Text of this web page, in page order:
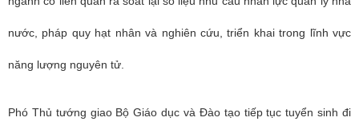
nước, pháp quy hạt nhân và nghiên cứu, triển khai trong lĩnh vực
năng lượng nguyên tử.
Phó Thủ tướng giao Bộ Giáo dục và Đào tạo tiếp tục tuyển sinh đi